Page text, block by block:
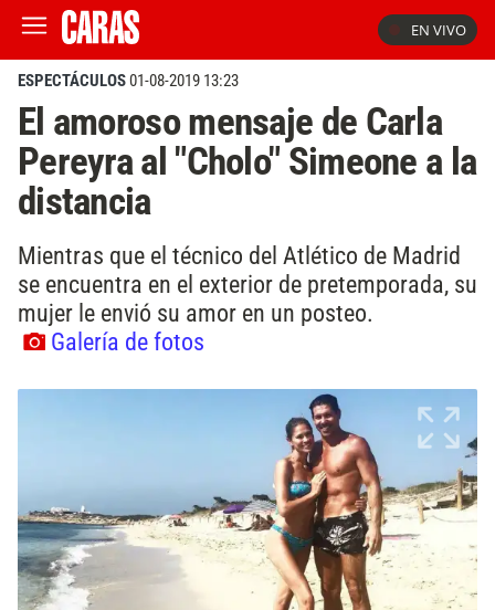
EN VIVO
ESPECTÁCULOS01-08-2019 13:23
El amoroso mensaje de Carla
Pereyra al "Cholo" Simeone a la
distancia
Mientras que el técnico del Atlético de Madrid
se encuentra en el exterior de pretemporada, su
mujer le envió su amor en un posteo.
Galería de fotos